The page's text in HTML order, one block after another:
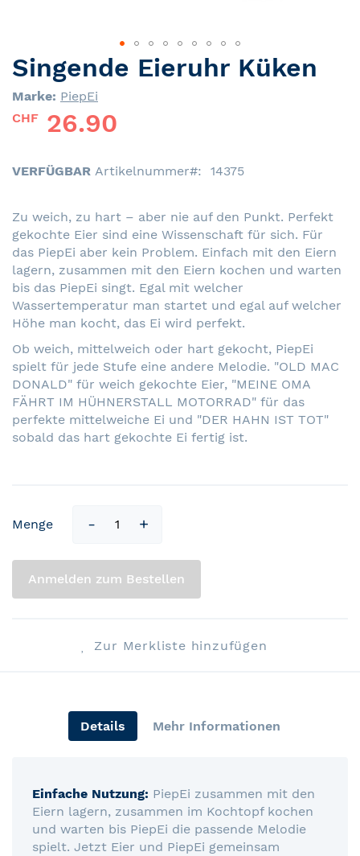
Skip
to
the
beginning
images
Singende Eieruhr Küken
Marke: PiepEi
CHF 26.90
VERFÜGBAR Artikelnummer 14375
Zu weich, zu hart – aber nie auf den Punkt. Perfekt
gekochte Eier sind eine Wissenschaft für sich. Für
das PiepEi aber kein Problem. Einfach mit den Eiern
lagern, zusammen mit den Eiern kochen und warten
bis das PiepEi singt. Egal mit welcher
Wassertemperatur man startet und egal auf welcher
Höhe man kocht, das Ei wird perfekt.
Ob weich, mittelweich oder hart gekocht, PiepEi
spielt für jede Stufe eine andere Melodie. "OLD MAC
DONALD" für weich gekochte Eier, "MEINE OMA
FÄHRT IM HÜHNERSTALL MOTORRAD" für das
perfekte mittelweiche Ei und "DER HAHN IST TOT"
sobald das hart gekochte Ei fertig ist.
Menge
Anmelden zum Bestellen
Zur Merkliste hinzufügen
Details Mehr Informationen
Einfache Nutzung: PiepEi zusammen mit den
Eiern lagern, zusammen im Kochtopf kochen
und warten bis PiepEi die passende Melodie
spielt. Jetzt Eier und PiepEi gemeinsam